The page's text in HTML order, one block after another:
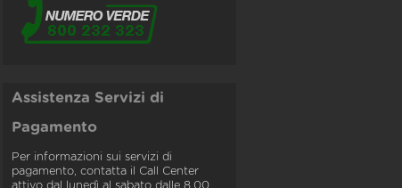
Assistenza Servizi di
Pagamento
Per informazioni sui servizi di
pagamento, contatta il Call Center